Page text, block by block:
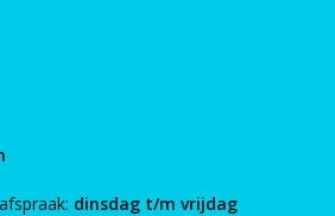
dinsdag t/m vrijdag